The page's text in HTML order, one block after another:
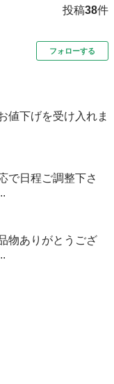
投稿38件
フォローする
値下げを受け入れま
で日程ご調整下さ
物ありがとうござ